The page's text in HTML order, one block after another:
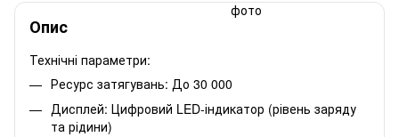
Опис
Технічні параметри:
Ресурс затягувань: До 30 000
Дисплей: Цифровий LED-індикатор (рівень заряду
та рідини)